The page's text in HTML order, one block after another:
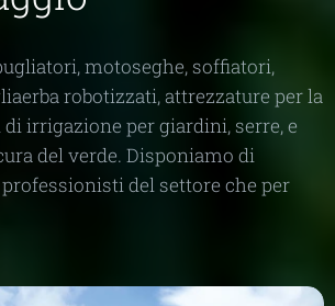
motoseghe, soffiatori,
robotizzati, attrezzature per la
irrigazione per giardini, serre, e
del verde. Disponiamo di
del settore che per